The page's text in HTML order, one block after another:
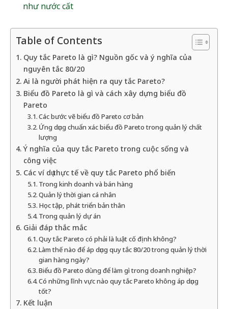
như nước cất
Table of Contents
Quy tắc Pareto là gì? Nguồn gốc và ý nghĩa của
nguyên tắc 80/20
Ai là người phát hiện ra quy tắc Pareto?
Biểu đồ Pareto là gì và cách xây dựng biểu đồ
Pareto
Các bước vẽ biểu đồ Pareto cơ bản
Ứng dụng chuẩn xác biểu đồ Pareto trong quản lý chất
lượng
Ý nghĩa của quy tắc Pareto trong cuộc sống và
công việc
Các ví dụ thực tế về quy tắc Pareto phổ biến
Trong kinh doanh và bán hàng
Quản lý thời gian cá nhân
Học tập, phát triển bản thân
Trong quản lý dự án
Giải đáp thắc mắc
Quy tắc Pareto có phải là luật cố định không?
Làm thế nào để áp dụng quy tắc 80/20 trong quản lý thời
gian hàng ngày?
Biểu đồ Pareto dùng để làm gì trong doanh nghiệp?
Có những lĩnh vực nào quy tắc Pareto không áp dụng
tốt?
Kết luận